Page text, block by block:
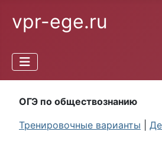
vpr-ege.ru
ОГЭ по обществознанию
Тренировочные варианты